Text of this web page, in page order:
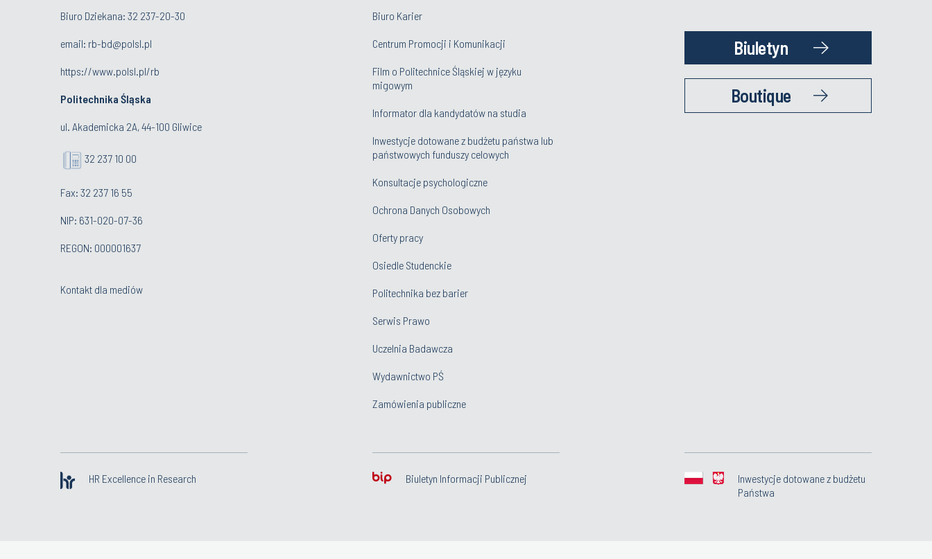
Biuro Dziekana: 32 237-20-30
email: rb-bd@polsl.pl
https://www.polsl.pl/rb
Politechnika Śląska
ul. Akademicka 2A, 44-100 Gliwice
32 237 10 00
Fax: 32 237 16 55
NIP: 631-020-07-36
REGON: 000001637
Kontakt dla mediów
Biuro Karier
Centrum Promocji i Komunikacji
Film o Politechnice Śląskiej w języku
migowym
Informator dla kandydatów na studia
Inwestycje dotowane z budżetu państwa lub
państwowych funduszy celowych
Konsultacje psychologiczne
Ochrona Danych Osobowych
Oferty pracy
Osiedle Studenckie
Politechnika bez barier
Serwis Prawo
Uczelnia Badawcza
Wydawnictwo PŚ
Zamówienia publiczne
Biuletyn
Boutique
HR Excellence in Research Biuletyn Informacji Publicznej
Inwestycje dotowane z budżetu
Państwa